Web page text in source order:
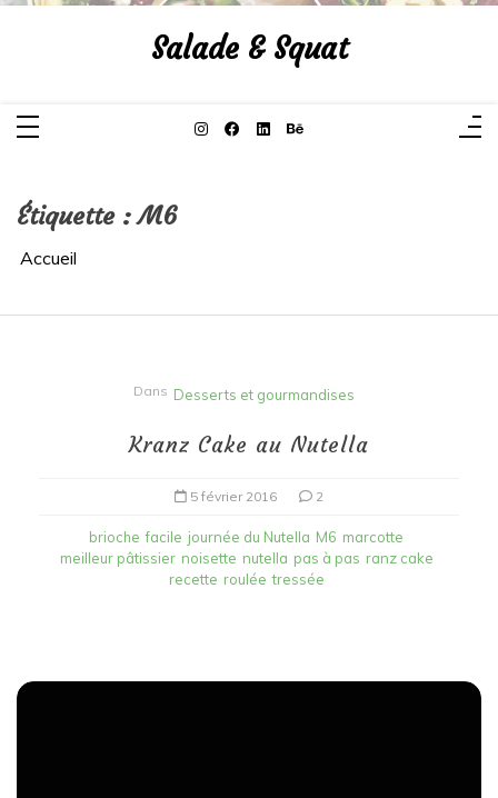
Aller
Salade & Squat
Étiquette :M6
Accueil
Dans Desserts et gourmandises
Kranz Cake au Nutella
5 février 2016 2
brioche facile journée du Nutella M6 marcotte
meilleur pâtissier noisette nutella pas à pas ranz cake
recette roulée tressée